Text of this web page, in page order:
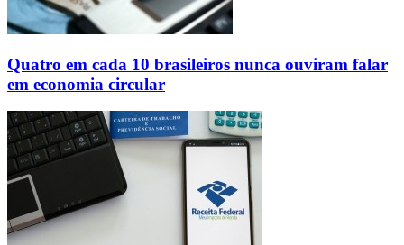
Quatro em cada 10 brasileiros nunca ouviram falar
em economia circular